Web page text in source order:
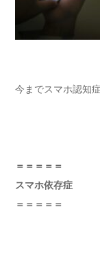
今までスマホ認知
＝＝＝＝＝
スマホ依存症
＝＝＝＝＝